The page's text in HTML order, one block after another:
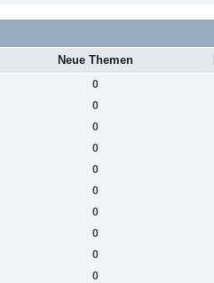
Neue Themen
0
0
0
0
0
0
0
0
0
0